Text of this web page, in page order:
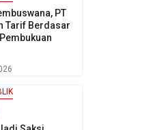
PT
Tarif Berdasar